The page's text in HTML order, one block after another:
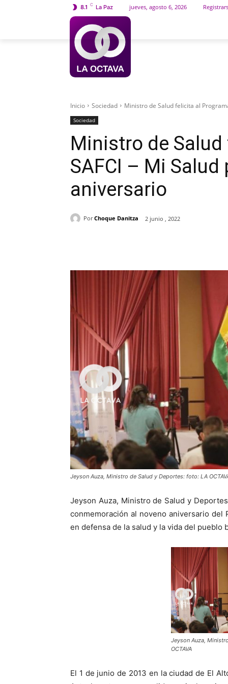
8.1 C La Paz jueves, agosto 6, 2026
Inicio Sociedad Ministro de Salud felicita al
Sociedad
Ministro de
SAFCI – Mi
aniversario
Por Choque Danitza 2 junio , 2022
Jeyson Auza, Ministro de Salud y Deportes: foto: LA
Jeyson Auza, Ministro de Salud y
conmemoración al noveno aniversario del
en defensa de la salud y la vida del pueblo
Jeyson Auza,
OCTAVA
El 1 de junio de 2013 en la ciudad de El